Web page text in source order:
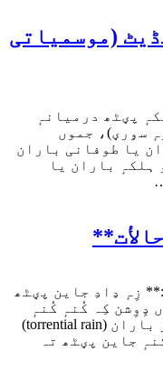
(موسمیاتی
ہلکہٕ پؠٹھ درمیانہٕ
سۅرؠ)، جموں
یا طوفانی باران
ہلکہٕ باران یا
زِہٕ ډادِ جاین پؠٹھ
ډِوِشن کِہ کُنہٕ کُنہٕ
جاین پؠٹھ سُبُح يا شأمہِ وۄقت زۆر باران (torrential rain)
جاین پؠٹھ تہ